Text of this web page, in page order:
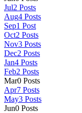
Jul2 Posts
Aug4 Posts
Sep1 Post
Oct2 Posts
Nov3 Posts
Dec2 Posts
Jan4 Posts
Feb2 Posts
Mar0 Posts
Apr7 Posts
May3 Posts
Jun0 Posts